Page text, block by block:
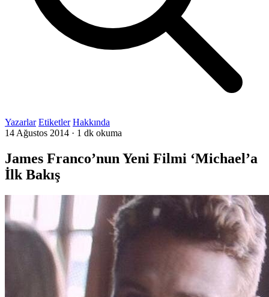
Yazarlar Etiketler Hakkında
14 Ağustos 2014 · 1 dk okuma
James Franco’nun Yeni Filmi ‘Michael’a
İlk Bakış